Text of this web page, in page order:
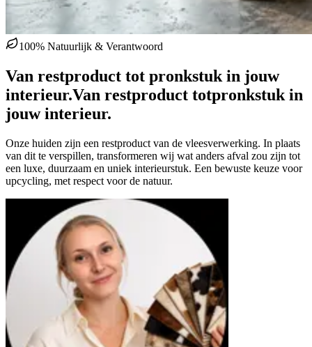
100% Natuurlijk & Verantwoord
Van restproduct tot pronkstuk in jouw
interieur.Van restproduct totpronkstuk in
jouw interieur.
Onze huiden zijn een restproduct van de vleesverwerking. In plaats
van dit te verspillen, transformeren wij wat anders afval zou zijn tot
een luxe, duurzaam en uniek interieurstuk. Een bewuste keuze voor
upcycling, met respect voor de natuur.